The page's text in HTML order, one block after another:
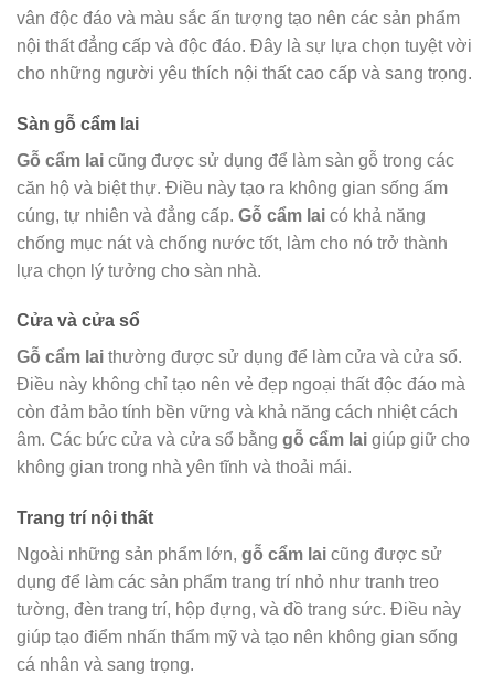
vân độc đáo và màu sắc ấn tượng tạo nên các sản phẩm
nội thất đẳng cấp và độc đáo. Đây là sự lựa chọn tuyệt vời
cho những người yêu thích nội thất cao cấp và sang trọng.
Sàn gỗ cẩm lai
Gỗ cẩm lai cũng được sử dụng để làm sàn gỗ trong các
căn hộ và biệt thự. Điều này tạo ra không gian sống ấm
cúng, tự nhiên và đẳng cấp. Gỗ cẩm lai có khả năng
chống mục nát và chống nước tốt, làm cho nó trở thành
lựa chọn lý tưởng cho sàn nhà.
Cửa và cửa sổ
Gỗ cẩm lai thường được sử dụng để làm cửa và cửa sổ.
Điều này không chỉ tạo nên vẻ đẹp ngoại thất độc đáo mà
còn đảm bảo tính bền vững và khả năng cách nhiệt cách
âm. Các bức cửa và cửa sổ bằng gỗ cẩm lai giúp giữ cho
không gian trong nhà yên tĩnh và thoải mái.
Trang trí nội thất
Ngoài những sản phẩm lớn, gỗ cẩm lai cũng được sử
dụng để làm các sản phẩm trang trí nhỏ như tranh treo
tường, đèn trang trí, hộp đựng, và đồ trang sức. Điều này
giúp tạo điểm nhấn thẩm mỹ và tạo nên không gian sống
cá nhân và sang trọng.